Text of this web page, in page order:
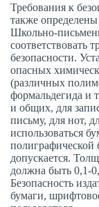
Требования к
также
Школьно-
соответствовать
безопасности.
опасных
(различных
формальдегида и
и общих, для
письму, для нот,
использоваться
полиграфической
допускается.
должна быть 0,1-
Безопасность
бумаги,